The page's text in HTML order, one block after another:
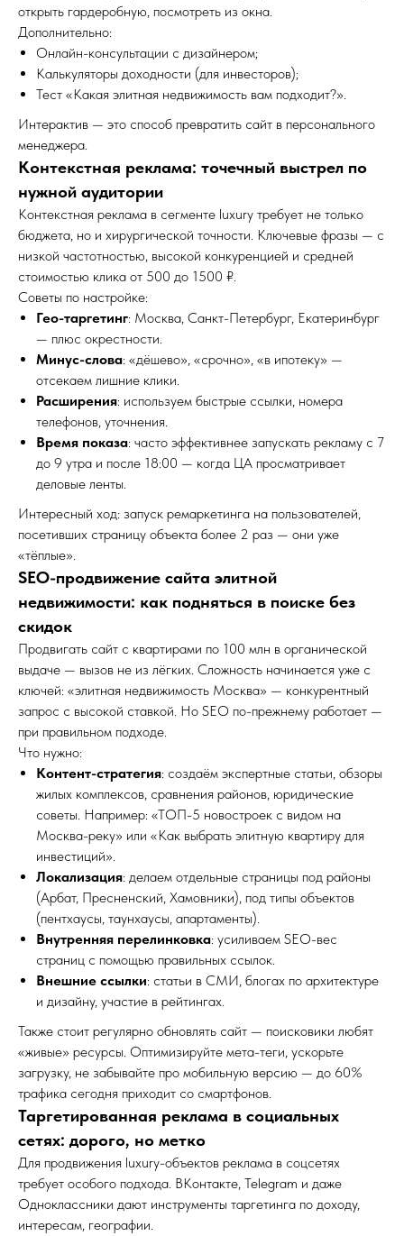
открыть гардеробную, посмотреть из окна.
Дополнительно:
Онлайн-консультации с дизайнером;
Калькуляторы доходности (для инвесторов);
Тест «Какая элитная недвижимость вам подходит?».
Интерактив — это способ превратить сайт в персонального
менеджера.
Контекстная реклама: точечный выстрел по
нужной аудитории
Контекстная реклама в сегменте luxury требует не только
бюджета, но и хирургической точности. Ключевые фразы — с
низкой частотностью, высокой конкуренцией и средней
стоимостью клика от 500 до 1500 ₽.
Советы по настройке:
Гео-таргетинг: Москва, Санкт-Петербург, Екатеринбург
— плюс окрестности.
Минус-слова: «дёшево», «срочно», «в ипотеку» —
отсекаем лишние клики.
Расширения: используем быстрые ссылки, номера
телефонов, уточнения.
Время показа: часто эффективнее запускать рекламу с 7
до 9 утра и после 18:00 — когда ЦА просматривает
деловые ленты.
Интересный ход: запуск ремаркетинга на пользователей,
посетивших страницу объекта более 2 раз — они уже
«тёплые».
SEO-продвижение сайта элитной
недвижимости: как подняться в поиске без
скидок
Продвигать сайт с квартирами по 100 млн в органической
выдаче — вызов не из лёгких. Сложность начинается уже с
ключей: «элитная недвижимость Москва» — конкурентный
запрос с высокой ставкой. Но SEO по-прежнему работает —
при правильном подходе.
Что нужно:
Контент-стратегия: создаём экспертные статьи, обзоры
жилых комплексов, сравнения районов, юридические
советы. Например: «ТОП-5 новостроек с видом на
Москва-реку» или «Как выбрать элитную квартиру для
инвестиций».
Локализация: делаем отдельные страницы под районы
(Арбат, Пресненский, Хамовники), под типы объектов
(пентхаусы, таунхаусы, апартаменты).
Внутренняя перелинковка: усиливаем SEO-вес
страниц с помощью правильных ссылок.
Внешние ссылки: статьи в СМИ, блогах по архитектуре
и дизайну, участие в рейтингах.
Также стоит регулярно обновлять сайт — поисковики любят
«живые» ресурсы. Оптимизируйте мета-теги, ускорьте
загрузку, не забывайте про мобильную версию — до 60%
трафика сегодня приходит со смартфонов.
Таргетированная реклама в социальных
сетях: дорого, но метко
Для продвижения luxury-объектов реклама в соцсетях
требует особого подхода. ВКонтакте, Telegram и даже
Одноклассники дают инструменты таргетинга по доходу,
интересам, географии.